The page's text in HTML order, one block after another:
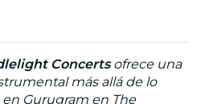
Concertsofrece una
más allá de lo
Gurugram en The